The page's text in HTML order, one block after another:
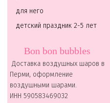
для него
детский праздник 2-5 лет
Bon bon bubbles
Доставка воздушных шаров в
Перми, оформление
воздушными шарами.
ИНН 590583469032